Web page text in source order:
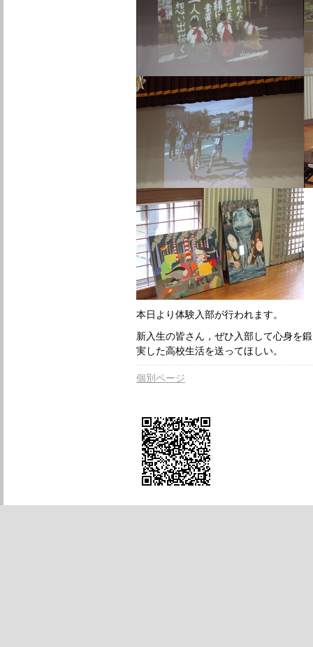
本日より体験入部が行われます。
新入生の皆さん，ぜひ入部して心身を
実した高校生活を送ってほしい。
個別ページ